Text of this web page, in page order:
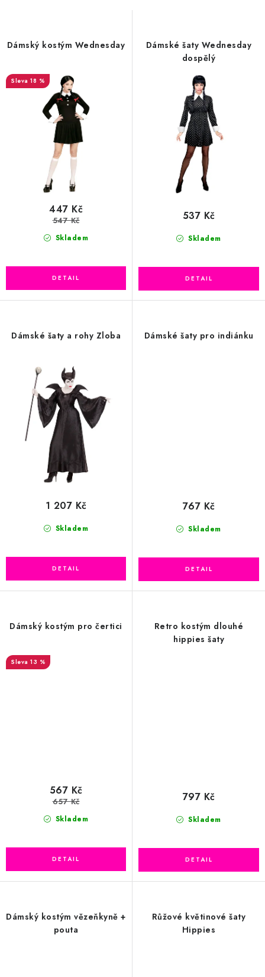
o
d
u
k
o
d
u
Dámský kostým Wednesday
18 %
Skladem
447 Kč
547 Kč
Dámské šaty Wednesday
dospělý
Skladem
537 Kč
Dámské šaty a rohy Zloba
Skladem
1 207 Kč
Dámské šaty pro indiánku
Skladem
767 Kč
Dámský kostým pro čertici
13 %
Skladem
567 Kč
657 Kč
Retro kostým dlouhé
hippies šaty
Skladem
797 Kč
Dámský kostým vězeňkyně +
pouta
Růžové květinové šaty
Hippies